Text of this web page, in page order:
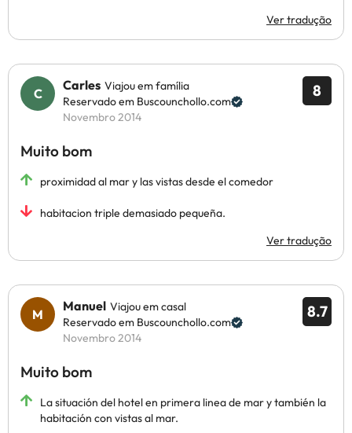
Ver tradução
8
Carles Viajou em família
Reservado em Buscounchollo.com
Novembro 2014
Muito bom
proximidad al mar y las vistas desde el comedor
habitacion triple demasiado pequeña.
Ver tradução
8.7
Manuel Viajou em casal
Reservado em Buscounchollo.com
Novembro 2014
Muito bom
La situación del hotel en primera linea de mar y también la
habitación con vistas al mar.